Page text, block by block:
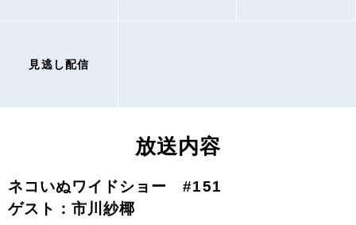
見逃し配信
放送内容
ネコいぬワイドショー #151
ゲスト：市川紗椰